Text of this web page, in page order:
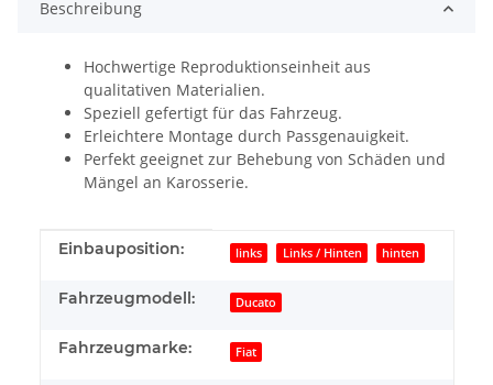
Beschreibung
Hochwertige Reproduktionseinheit aus
qualitativen Materialien.
Speziell gefertigt für das Fahrzeug.
Erleichtere Montage durch Passgenauigkeit.
Perfekt geeignet zur Behebung von Schäden und
Mängel an Karosserie.
Produkteigenschaft
Wert
Einbauposition: links Links / Hinten hinten
Fahrzeugmodell: Ducato
Fahrzeugmarke: Fiat